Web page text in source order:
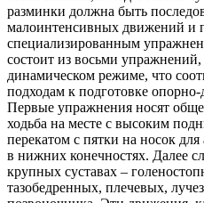
разминки должна быть
малоинтенсивных движений и
специализированным
состоит из восьми
динамическом режиме, что
подходам к подготовке опорно-
Первые упражнения носят
ходьба на месте с высоким
перекатом с пятки на носок
в нижних конечностях. Далее
крупных суставах –
тазобедренных, плечевых,